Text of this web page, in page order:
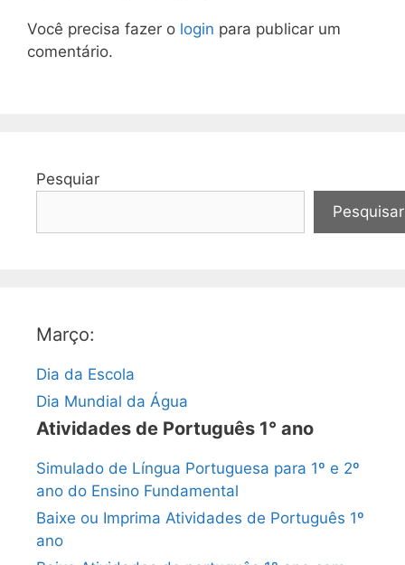
Você precisa fazer o login para publicar um
comentário.
Pesquiar
Pesquisar
Março:
Dia da Escola
Dia Mundial da Água
Atividades de Português 1° ano
Simulado de Língua Portuguesa para 1º e 2º
ano do Ensino Fundamental
Baixe ou Imprima Atividades de Português 1º
ano